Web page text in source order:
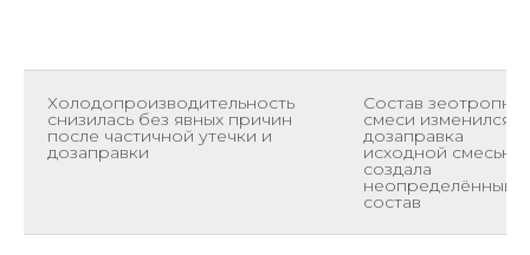
Холодопроизводительность
снизилась без явных причин
после частичной утечки и
дозаправки
Состав
смеси изменился
дозаправка
исходной смесью
создала
неопределённый
состав